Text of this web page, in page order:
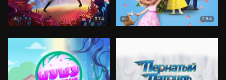
6+ 7.4 6+ 8.6